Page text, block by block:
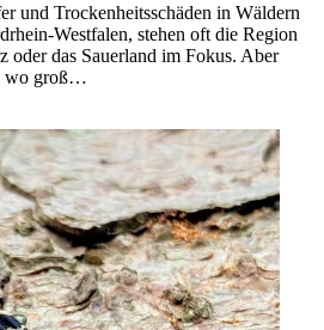
und Trockenheitsschäden in Wäldern
Westfalen, stehen oft die Region
oder das Sauerland im Fokus. Aber
wo groß…